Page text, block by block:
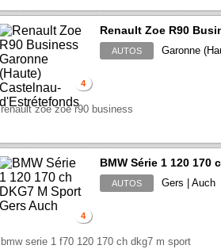
4
Renault Zoe R90
AUTOS Garonne
renault zoe zoe r90 business
4
BMW Série 1 120 170
AUTOS Gers | Auch
bmw serie 1 f70 120 170 ch dkg7 m sport